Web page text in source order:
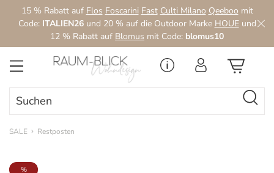
Zum Hauptinhalt springen
15 % Rabatt auf Flos Foscarini Fast Culti Milano Qeeboo mit
Code: ITALIEN26und 20 % auf die Outdoor Marke HOUEund
12 % Rabatt auf Blomus mit Code: blomus10
SALE Restposten
Bildergalerie überspringen
%